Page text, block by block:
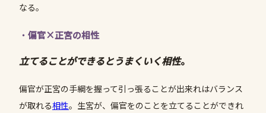
なる。
・ 偏官×正宮の相性
立てることができるとうまくいく相性。
偏官が正宮の手綱を握って引っ張ることが出来れはバランス
が取れる相性。生宮が、偏官をのことを立てることができれ